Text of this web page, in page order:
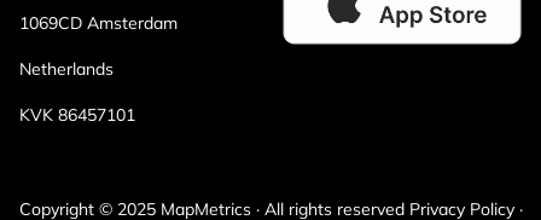
1069CD Amsterdam
Netherlands
KVK 86457101
Copyright © 2025 MapMetrics · All rights reserved Privacy Policy ·